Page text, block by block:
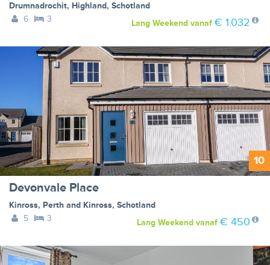
Drumnadrochit, Highland, Schotland
6
3 Lang Weekendvanaf € 1.032
10
Devonvale Place
Kinross, Perth and Kinross, Schotland
5
3 Lang Weekendvanaf € 450